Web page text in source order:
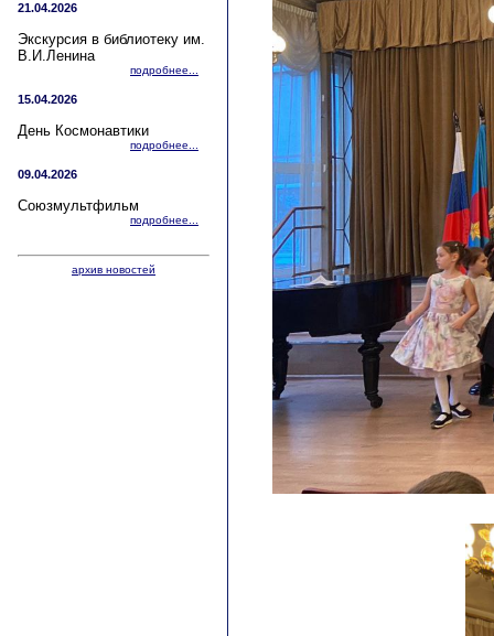
21.04.2026
Экскурсия в библиотеку им.
В.И.Ленина
подробнее...
15.04.2026
День Космонавтики
подробнее...
09.04.2026
Союзмультфильм
подробнее...
архив новостей